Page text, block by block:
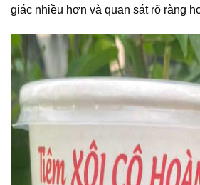
giác nhiều hơn và quan sát rõ ràng